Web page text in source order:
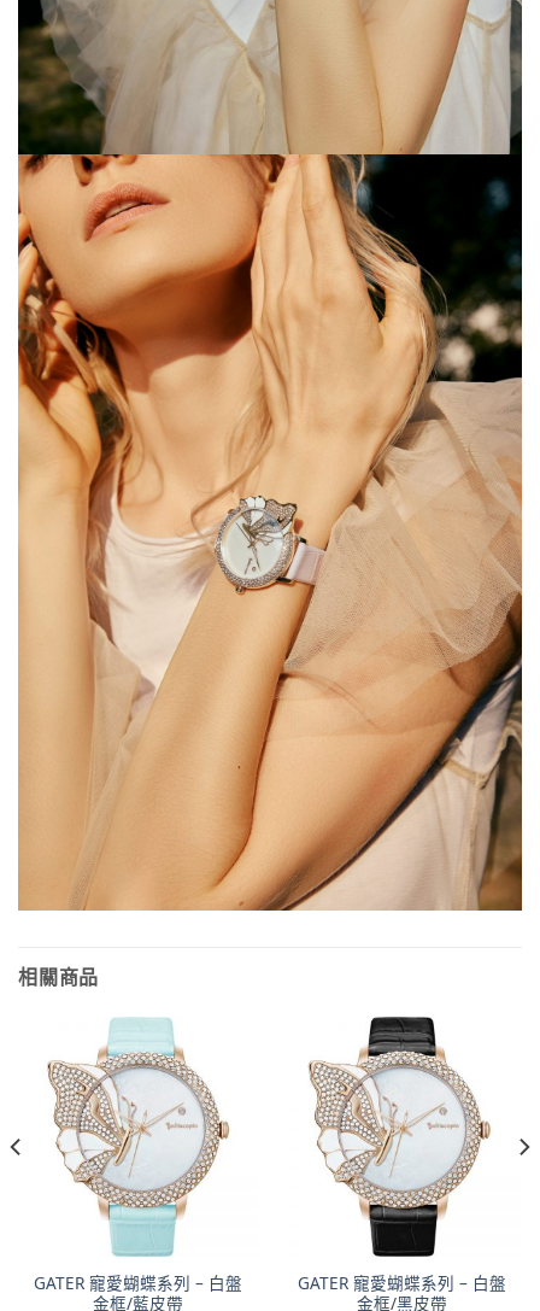
相關商品
GATER 寵愛蝴蝶系列 – 白盤
金框/藍皮帶
GATER 寵愛蝴蝶系列 – 白盤
金框/黑皮帶